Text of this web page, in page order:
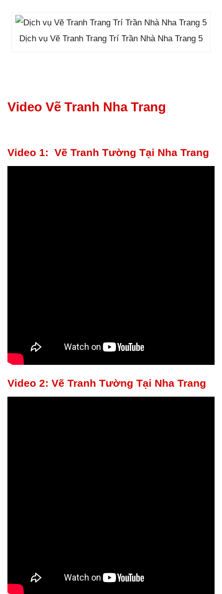
Dịch vụ Vẽ Tranh Trang Trí Trần Nhà Nha Trang 5
Video Vẽ Tranh Nha Trang
Video 1: Vẽ Tranh Tường Tại Nha Trang
Video 2: Vẽ Tranh Tường Tại Nha Trang